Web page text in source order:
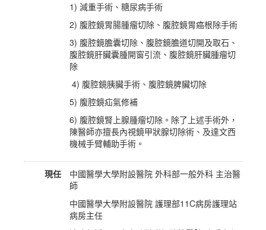
1) 減重手術、糖尿病手術
2) 腹腔鏡胃腸腫瘤切除、腹腔鏡胃癌根除手術
3) 腹腔鏡膽囊切除、腹腔鏡膽道切開及取石、
腹腔鏡肝臟囊腫開窗引流、腹腔鏡肝臟腫瘤切
除
4) 腹腔鏡胰臟手術、腹腔鏡脾臟切除
5) 腹腔鏡疝氣修補
6) 腹腔鏡腎上腺腫瘤切除。除了上述手術外，
陳醫師亦擅長內視鏡甲狀腺切除術、及達文西
機械手臂輔助手術。
現任
中國醫學大學附設醫院 外科部一般外科 主治醫
師
中國醫學大學附設醫院 護理部11C病房護理站
病房主任